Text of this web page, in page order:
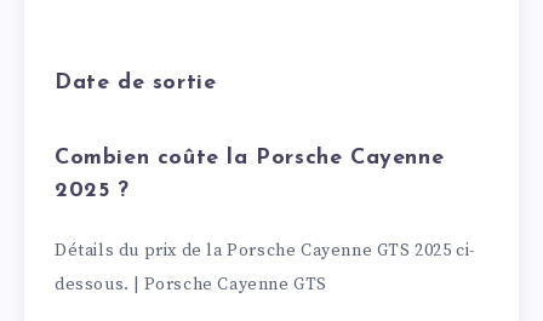
Date de sortie
Combien coûte la Porsche Cayenne
2025 ?
Détails du prix de la Porsche Cayenne GTS 2025 ci-
dessous. | Porsche Cayenne GTS